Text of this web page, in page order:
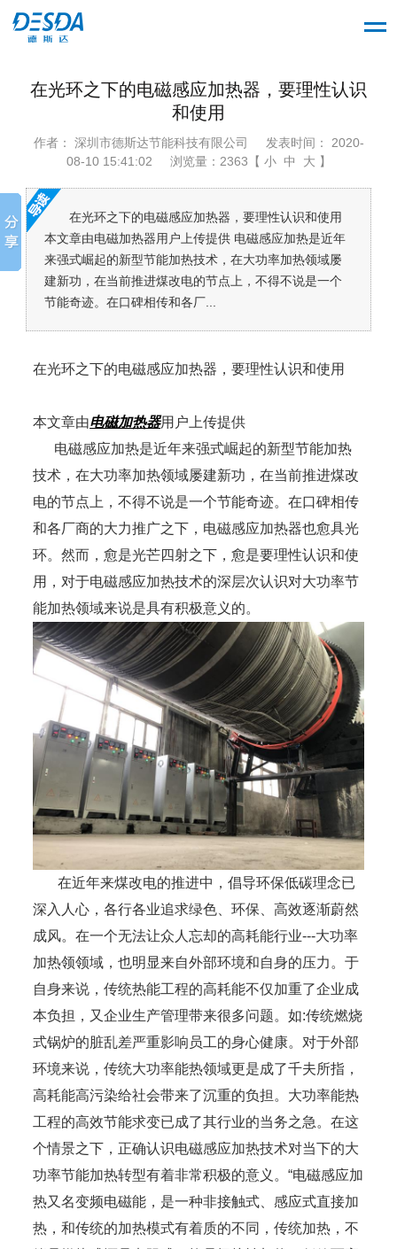
在光环之下的电磁感应加热器，要理性认识
和使用
作者： 深圳市德斯达节能科技有限公司
发表时间： 2020-
08-10 15:41:02
浏览量：2363【 小 中 大 】
在光环之下的电磁感应加热器，要理性认识和使用
本文章由电磁加热器用户上传提供 电磁感应加热是近年
来强式崛起的新型节能加热技术，在大功率加热领域屡
建新功，在当前推进煤改电的节点上，不得不说是一个
节能奇迹。在口碑相传和各厂...
在光环之下的电磁感应加热器，要理性认识和使用
本文章由电磁加热器用户上传提供
电磁感应加热是近年来强式崛起的新型节能加热
技术，在大功率加热领域屡建新功，在当前推进煤改
电的节点上，不得不说是一个节能奇迹。在口碑相传
和各厂商的大力推广之下，电磁感应加热器也愈具光
环。然而，愈是光芒四射之下，愈是要理性认识和使
用，对于电磁感应加热技术的深层次认识对大功率节
能加热领域来说是具有积极意义的。
在近年来煤改电的推进中，倡导环保低碳理念已
深入人心，各行各业追求绿色、环保、高效逐渐蔚然
成风。在一个无法让众人忘却的高耗能行业---大功率
加热领领域，也明显来自外部环境和自身的压力。于
自身来说，传统热能工程的高耗能不仅加重了企业成
本负担，又企业生产管理带来很多问题。如:传统燃烧
式锅炉的脏乱差严重影响员工的身心健康。对于外部
环境来说，传统大功率能热领域更是成了千夫所指，
高耗能高污染给社会带来了沉重的负担。大功率能热
工程的高效节能求变已成了其行业的当务之急。在这
个情景之下，正确认识电磁感应加热技术对当下的大
功率节能加热转型有着非常积极的意义。“电磁感应加
热又名变频电磁能，是一种非接触式、感应式直接加
热，和传统的加热模式有着质的不同，传统加热，不